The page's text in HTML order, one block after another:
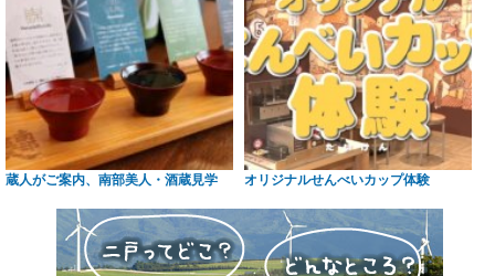
蔵人がご案内、南部美人・酒蔵見学 オリジナルせんべいカップ体験